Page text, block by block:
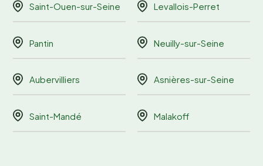
Saint-Ouen-sur-Seine Levallois-Perret
Pantin Neuilly-sur-Seine
Aubervilliers Asnières-sur-Seine
Saint-Mandé Malakoff